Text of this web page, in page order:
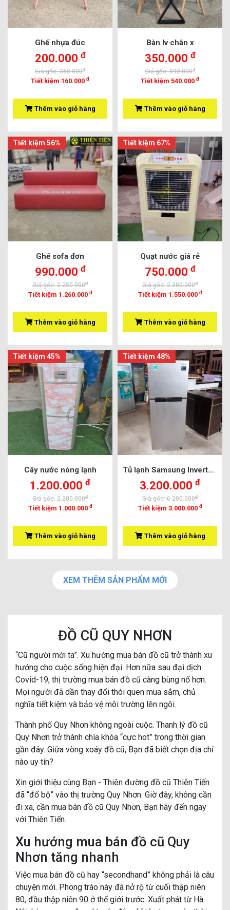
Ghế nhựa đúc
200.000 đ
Giá gốc: 360.000đ
Tiết kiệm 160.000 đ
Thêm vào giỏ hàng
Bàn lv chân x
350.000 đ
Giá gốc: 890.000đ
Tiết kiệm 540.000 đ
Thêm vào giỏ hàng
Tiết kiệm 56%
Ghế sofa đơn
990.000 đ
Giá gốc: 2.250.000đ
Tiết kiệm 1.260.000 đ
Thêm vào giỏ hàng
Tiết kiệm 67%
Quạt nước giá rẻ
750.000 đ
Giá gốc: 2.300.000đ
Tiết kiệm 1.550.000 đ
Thêm vào giỏ hàng
Tiết kiệm 45%
Cây nước nóng lạnh
1.200.000 đ
Giá gốc: 2.200.000đ
Tiết kiệm 1.000.000 đ
Thêm vào giỏ hàng
Tiết kiệm 48%
Tủ lạnh Samsung Inverter 208 lít mới 90%
3.200.000 đ
Giá gốc: 6.200.000đ
Tiết kiệm 3.000.000 đ
Thêm vào giỏ hàng
XEM THÊM SẢN PHẨM MỚI
ĐỒ CŨ QUY NHƠN
“Cũ người mới ta”. Xu hướng mua bán đồ cũ trở thành xu
hướng cho cuộc sống hiện đại. Hơn nữa sau đại dịch
Covid-19, thị trường mua bán đồ cũ càng bùng nổ hơn.
Mọi người đã dần thay đổi thói quen mua sắm, chủ
nghĩa tiết kiệm và bảo vệ môi trường lên ngôi.
Thành phố Quy Nhơn không ngoài cuộc. Thanh lý đồ cũ
Quy Nhơn trở thành chìa khóa “cực hot” trong thời gian
gần đây. Giữa vòng xoáy đồ cũ, Bạn đã biết chọn địa chỉ
nào uy tín?
Xin giới thiệu cùng Bạn - Thiên đường đồ cũ Thiên Tiến
đã “đổ bộ” vào thị trường Quy Nhơn. Giờ đây, không cần
đi xa, cần mua bán đồ cũ Quy Nhơn, Bạn hãy đến ngay
với Thiên Tiến.
Xu hướng mua bán đồ cũ Quy
Nhơn tăng nhanh
Việc mua bán đồ cũ hay “secondhand” không phải là câu
chuyện mới. Phong trào này đã nở rộ từ cuối thập niên
80, đầu thập niên 90 ở thế giới trước. Xuất phát từ Hà